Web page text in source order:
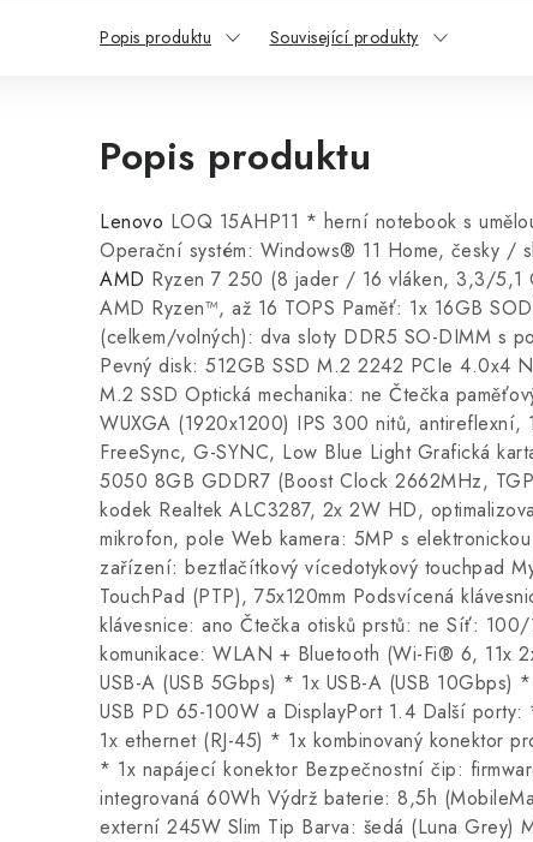
Popis produktu Související produkty
Popis produktu
Lenovo LOQ 15AHP11 * herní notebook s
Operační systém: Windows® 11 Home, česky /
AMD Ryzen 7 250 (8 jader / 16 vláken, 3,3/5,1
AMD Ryzen™, až 16 TOPS Paměť: 1x 16GB
(celkem/volných): dva sloty DDR5 SO-DIMM s
Pevný disk: 512GB SSD M.2 2242 PCIe 4.0x4
M.2 SSD Optická mechanika: ne Čtečka
WUXGA (1920x1200) IPS 300 nitů, antireflexní,
FreeSync, G-SYNC, Low Blue Light Grafická
5050 8GB GDDR7 (Boost Clock 2662MHz,
kodek Realtek ALC3287, 2x 2W HD,
mikrofon, pole Web kamera: 5MP s
zařízení: beztlačítkový vícedotykový touchpad
TouchPad (PTP), 75x120mm Podsvícená
klávesnice: ano Čtečka otisků prstů: ne Síť:
komunikace: WLAN + Bluetooth (Wi-Fi® 6, 11x
USB-A (USB 5Gbps) * 1x USB-A (USB 10Gbps)
USB PD 65-100W a DisplayPort 1.4 Další
1x ethernet (RJ-45) * 1x kombinovaný konektor
* 1x napájecí konektor Bezpečnostní čip:
integrovaná 60Wh Výdrž baterie: 8,5h
externí 245W Slim Tip Barva: šedá (Luna Grey)